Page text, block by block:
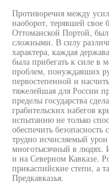
Противоречия между
наоборот, терявшей свое
Оттоманской Портой,
сложными. В силу
характера, каждая
была прибегать к силе в
проблем, понуждавших
первостепенной и
тяжелейшая для России
пределы государства
грабительских набегов
испытанию не только
обеспечить
трудно исчисляемый
многотысячный в людях.
и на Северном Кавказе.
прикаспийские степи, а
Предкавказья.